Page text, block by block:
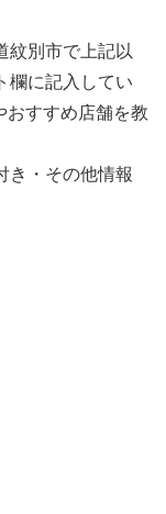
紋別市で上記以
欄に記入してい
おすすめ店舗を教
き・その他情報